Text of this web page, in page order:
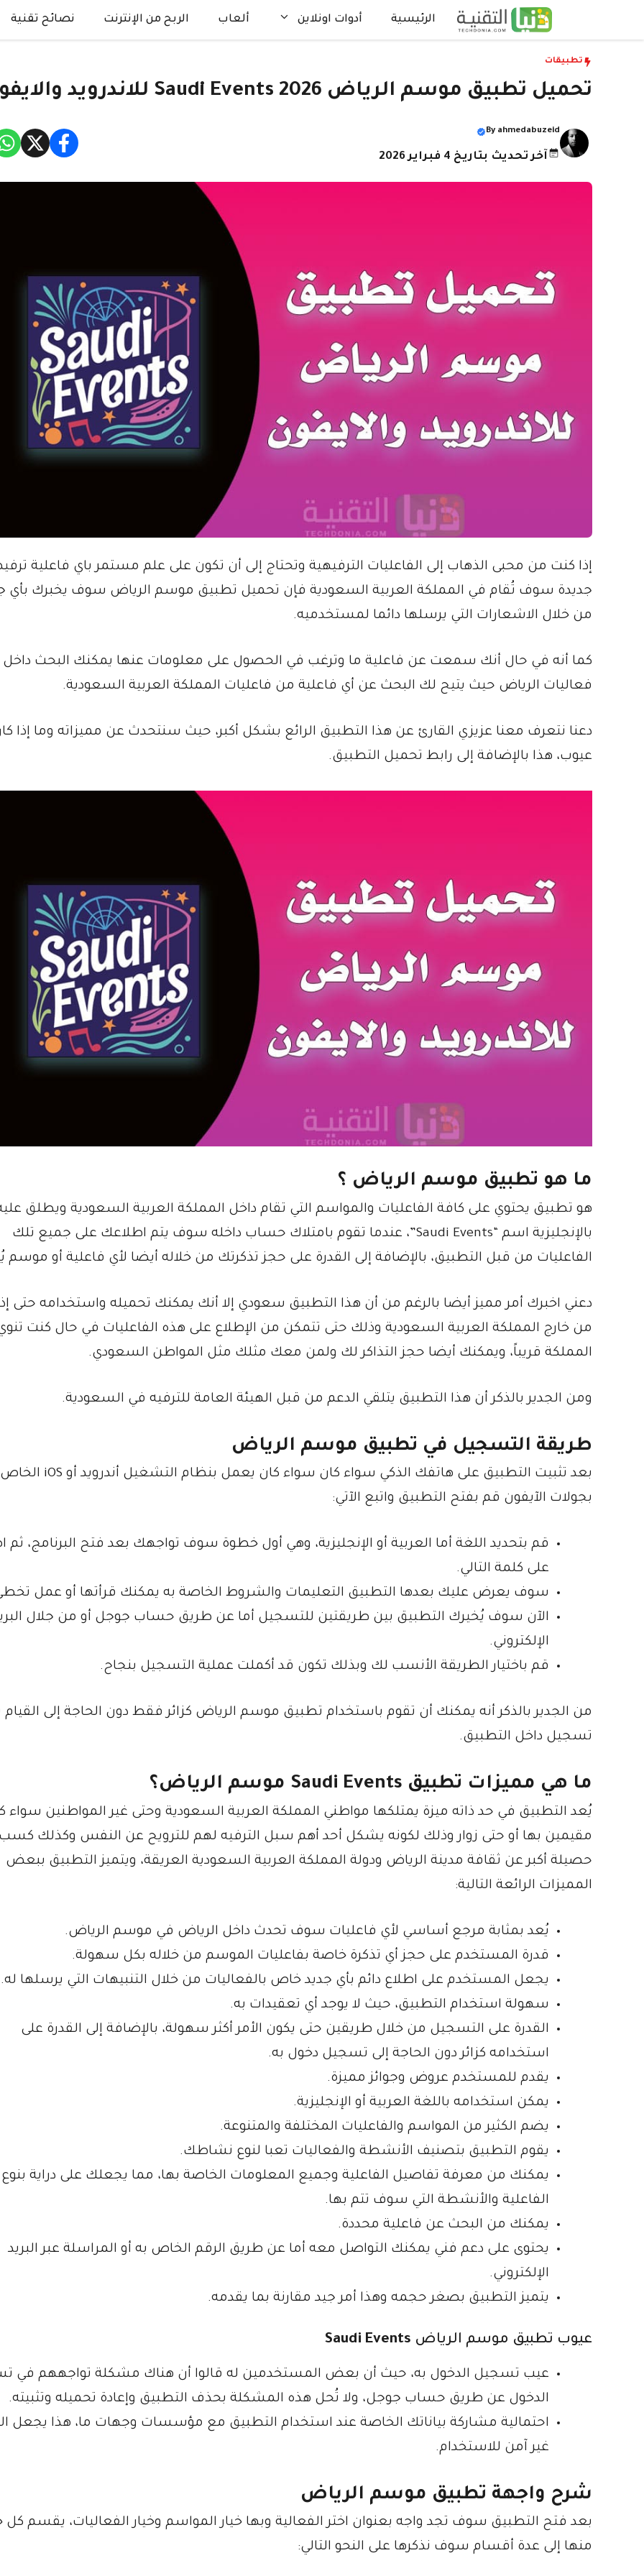
إلى
الرئيسية أدوات اونلاين ألعاب الربح من الإنترنت نصائح تقنية
تطبيقات
تحميل تطبيق موسم الرياض 2026 Saudi Events للاندرويد والايفون
By ahmedabuzeid
آخر تحديث بتاريخ 4 فبراير 2026
إذا كنت من محبى الذهاب إلى الفاعليات الترفيهية وتحتاج إلى أن تكون على علم مستمر باي فاعلية
جديدة سوف تُقام في المملكة العربية السعودية فإن تحميل تطبيق موسم الرياض سوف يخبرك بأي
من خلال الاشعارات التي يرسلها دائما لمستخدميه.
كما أنه في حال أنك سمعت عن فاعلية ما وترغب في الحصول على معلومات عنها يمكنك البحث
فعاليات الرياض حيث يتيح لك البحث عن أي فاعلية من فاعليات المملكة العربية السعودية.
دعنا نتعرف معنا عزيزي القارئ عن هذا التطبيق الرائع بشكل أكبر، حيث سنتحدث عن مميزاته وما إذا
عيوب، هذا بالإضافة إلى رابط تحميل التطبيق.
ما هو تطبيق موسم الرياض ؟
هو تطبيق يحتوي على كافة الفاعليات والمواسم التي تقام داخل المملكة العربية السعودية ويطلق
بالإنجليزية اسم “Saudi Events”، عندما تقوم بامتلاك حساب داخله سوف يتم اطلاعك على جميع تلك
الفاعليات من قبل التطبيق، بالإضافة إلى القدرة على حجز تذكرتك من خلاله أيضا لأي فاعلية أو موسم
دعني اخبرك أمر مميز أيضا بالرغم من أن هذا التطبيق سعودي إلا أنك يمكنك تحميله واستخدامه حتى
من خارج المملكة العربية السعودية وذلك حتى تتمكن من الإطلاع على هذه الفاعليات في حال كنت تنوي
المملكة قريباً، ويمكنك أيضا حجز التذاكر لك ولمن معك مثلك مثل المواطن السعودي.
ومن الجدير بالذكر أن هذا التطبيق يتلقي الدعم من قبل الهيئة العامة للترفيه في السعودية.
طريقة التسجيل في تطبيق موسم الرياض
بعد تثبيت التطبيق على هاتفك الذكي سواء كان سواء كان يعمل بنظام التشغيل أندرويد أو iOS الخاص
بجولات الآيفون قم بفتح التطبيق واتبع الآتي:
قم بتحديد اللغة أما العربية أو الإنجليزية، وهي أول خطوة سوف تواجهك بعد فتح البرنامج،
على كلمة التالي.
سوف يعرض عليك بعدها التطبيق التعليمات والشروط الخاصة به يمكنك قرأتها أو عمل
الآن سوف يُخيرك التطبيق بين طريقتين للتسجيل أما عن طريق حساب جوجل أو من جلال
الإلكتروني.
قم باختيار الطريقة الأنسب لك وبذلك تكون قد أكملت عملية التسجيل بنجاح.
من الجدير بالذكر أنه يمكنك أن تقوم باستخدام تطبيق موسم الرياض كزائر فقط دون الحاجة إلى
تسجيل داخل التطبيق.
ما هي مميزات تطبيق Saudi Events موسم الرياض؟
يُعد التطبيق في حد ذاته ميزة يمتلكها مواطني المملكة العربية السعودية وحتى غير المواطنين سواء
مقيمين بها أو حتى زوار وذلك لكونه يشكل أحد أهم سبل الترفيه لهم للترويح عن النفس وكذلك
حصيلة أكبر عن ثقافة مدينة الرياض ودولة المملكة العربية السعودية العريقة، ويتميز التطبيق ببعض
المميزات الرائعة التالية:
يُعد بمثابة مرجع أساسي لأي فاعليات سوف تحدث داخل الرياض في موسم الرياض.
قدرة المستخدم على حجز أي تذكرة خاصة بفاعليات الموسم من خلاله بكل سهولة.
يجعل المستخدم على اطلاع دائم بأي جديد خاص بالفعاليات من خلال التنبيهات التي يرسلها له.
سهولة استخدام التطبيق، حيث لا يوجد أي تعقيدات به.
القدرة على التسجيل من خلال طريقين حتى يكون الأمر أكثر سهولة، بالإضافة إلى القدرة على
استخدامه كزائر دون الحاجة إلى تسجيل دخول به.
يقدم للمستخدم عروض وجوائز مميزة.
يمكن استخدامه باللغة العربية أو الإنجليزية.
يضم الكثير من المواسم والفاعليات المختلفة والمتنوعة.
يقوم التطبيق بتصنيف الأنشطة والفعاليات تعبا لنوع نشاطك.
يمكنك من معرفة تفاصيل الفاعلية وجميع المعلومات الخاصة بها، مما يجعلك على دراية
الفاعلية والأنشطة التي سوف تتم بها.
يمكنك من البحث عن فاعلية محددة.
يحتوى على دعم فني يمكنك التواصل معه أما عن طريق الرقم الخاص به أو المراسلة عبر البريد
الإلكتروني.
يتميز التطبيق بصغر حجمه وهذا أمر جيد مقارنة بما يقدمه.
عيوب تطبيق موسم الرياض Saudi Events
عيب تسجيل الدخول به، حيث أن بعض المستخدمين له قالوا أن هناك مشكلة تواجههم في
الدخول عن طريق حساب جوجل، ولا تُحل هذه المشكلة بحذف التطبيق وإعادة تحميله وتثبيته.
احتمالية مشاركة بياناتك الخاصة عند استخدام التطبيق مع مؤسسات وجهات ما، هذا يجعل
غير آمن للاستخدام.
شرح واجهة تطبيق موسم الرياض
بعد فتح التطبيق سوف تجد واجه بعنوان اختر الفعالية وبها خيار المواسم وخيار الفعاليات، يقسم كل
منها إلى عدة أقسام سوف نذكرها على النحو التالي: